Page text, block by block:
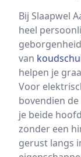
Bij Slaapwel
heel
van
helpen je
Voor
bovendien
je beide
zonder een
gerust langs